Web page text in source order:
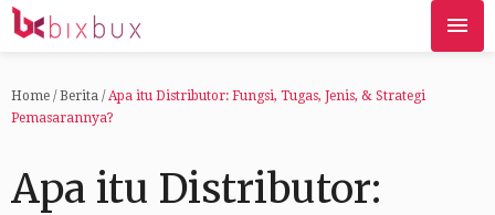
Home / Berita / Apa itu Distributor: Fungsi, Tugas, Jenis, & Strategi
Pemasarannya?
Apa itu Distributor: